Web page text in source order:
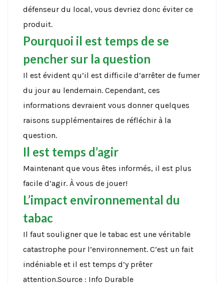
défenseur du local, vous devriez donc éviter ce
produit.
Pourquoi il est temps de se
pencher sur la question
Il est évident qu’il est difficile d’arrêter de fumer
du jour au lendemain. Cependant, ces
informations devraient vous donner quelques
raisons supplémentaires de réfléchir à la
question.
Il est temps d’agir
Maintenant que vous êtes informés, il est plus
facile d’agir. À vous de jouer!
L’impact environnemental du
tabac
Il faut souligner que le tabac est une véritable
catastrophe pour l’environnement. C’est un fait
indéniable et il est temps d’y prêter
attention.Source : Info Durable